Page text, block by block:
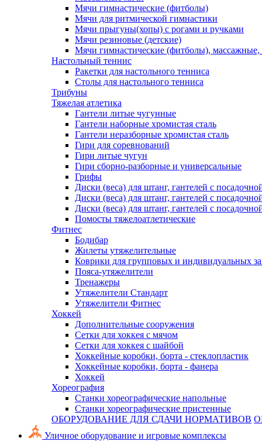
Мячи гимнастические (фитболы)
Мячи для ритмической гимнастики
Мячи прыгуны(хопы) с рогами и ручками
Мячи резиновые (детские)
Мячи гимнастические (фитболы),
Настольный теннис
Ракетки для настольного тенниса
Столы для настольного тенниса
Трибуны
Тяжелая атлетика
Гантели литые чугунные
Гантели наборные хромистая сталь
Гантели неразборные хромистая сталь
Гири для соревнований
Гири литые чугун
Гири сборно-разборные и универсальные
Грифы
Диски (веса) для штанг, гантелей с
Диски (веса) для штанг, гантелей с
Диски (веса) для штанг, гантелей с
Помосты тяжелоатлетические
Фитнес
Бодибар
Жилеты утяжелительные
Коврики для групповых и индивидуальных
Пояса-утяжелители
Тренажеры
Утяжелители Стандарт
Утяжелители Фитнес
Хоккей
Дополнительные сооружения
Сетки для хоккея с мячом
Сетки для хоккея с шайбой
Хоккейные коробки, борта - стеклопластик
Хоккейные коробки, борта - фанера
Хоккей
Хореография
Станки хореографические напольные
Станки хореографические пристенные
ОБОРУДОВАНИЕ ДЛЯ СДАЧИ НОРМАТИВОВ
Уличное оборудование и игровые комплексы